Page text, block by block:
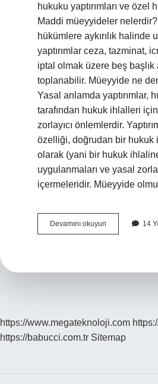
hukuku yaptırımları ve özel
Maddi müeyyideler nelerdir?
hükümlere aykırılık halinde
yaptırımlar ceza, tazminat,
iptal olmak üzere beş başlık
toplanabilir. Müeyyide ne
Yasal anlamda yaptırımlar,
tarafından hukuk ihlalleri
zorlayıcı önlemlerdir.
özelliği, doğrudan bir hukuk
olarak (yani bir hukuk
uygulanmaları ve yasal
içermeleridir. Müeyyide
Devamını okuyun
Müeyyide
14
https://www.megateknoloji.com
https://babucci.com.tr Sitemap